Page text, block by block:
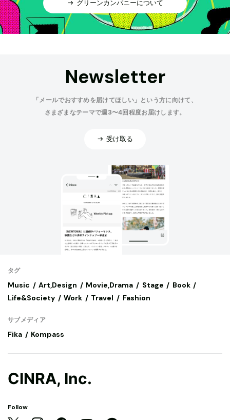
グリーンカンパニーについて
Newsletter
「メールでおすすめを届けてほしい」という方に向けて、
さまざまなテーマで週3〜4回程度お届けします。
受け取る
タグ
Music Art,Design Movie,Drama Stage
Book
Life&Society
Work Travel Fashion
サブメディア
Fika Kompass
CINRA, Inc.
Follow